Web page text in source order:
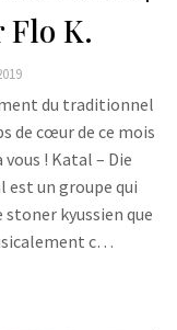
Flo K.
du traditionnel
de cœur de ce mois
! Katal – Die
est un groupe qui
kyussien que
c…